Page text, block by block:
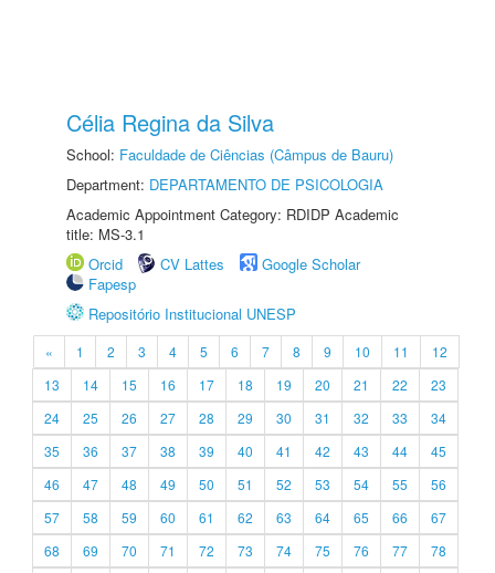
Célia Regina da Silva
School: Faculdade de Ciências (Câmpus de Bauru)
Department: DEPARTAMENTO DE PSICOLOGIA
Academic Appointment Category: RDIDP Academic
title: MS-3.1
Orcid
CV Lattes
Google Scholar
Fapesp
Repositório Institucional UNESP
« 1 2 3 4 5 6 7 8 9 10 11
12
13
14 15 16 17 18 19 20 21 22
23
24
25 26 27 28 29 30 31 32 33
34
35
36 37 38 39 40 41 42 43 44
45
46
47 48 49 50 51 52 53 54 55
56
57
58 59 60 61 62 63 64 65 66
67
68
69 70 71 72 73 74 75 76 77
78